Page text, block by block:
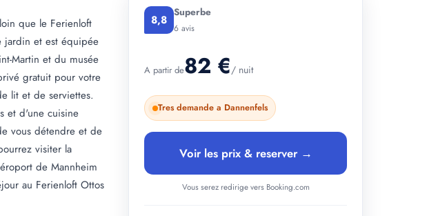
+ 3 photos
que le Ferienloft
jardin et est équipée
Martin et du musée
gratuit pour votre
lit et de serviettes.
et d'une cuisine
vous détendre et de
visiter la
de Mannheim
au Ferienloft Ottos
8,8 Superbe
6 avis
A partir de82 €/ nuit
Tres demande a Dannenfels
Voir les prix & reserver →
Vous serez redirige vers Booking.com